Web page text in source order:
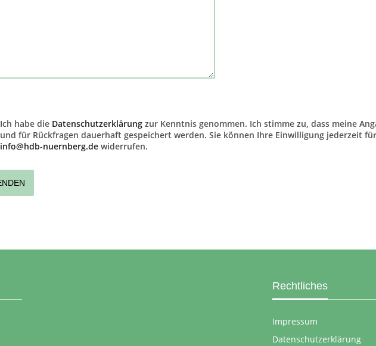
Ich habe die Datenschutzerklärungzur Kenntnis genommen. Ich stimme zu, dass meine
und für Rückfragen dauerhaft gespeichert werden. Sie können Ihre Einwilligung jederzeit
info@hdb-nuernberg.dewiderrufen.
Rechtliches
Impressum
Datenschutzerklärung